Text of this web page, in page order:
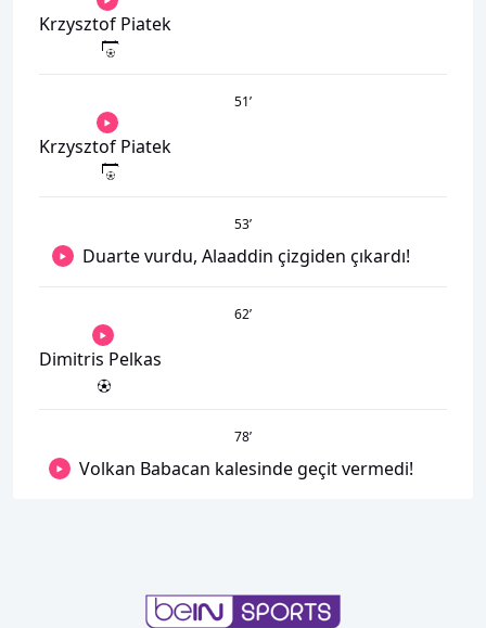
Krzysztof Piatek
51’
Krzysztof Piatek
53’
Duarte vurdu, Alaaddin çizgiden çıkardı!
62’
Dimitris Pelkas
78’
Volkan Babacan kalesinde geçit vermedi!